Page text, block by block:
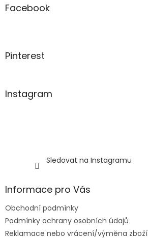
aFacebook
Pinterest
Instagram
Sledovat na Instagramu
Informace pro Vás
Obchodní podmínky
Podmínky ochrany osobních údajů
Reklamace nebo vrácení/výměna zboží